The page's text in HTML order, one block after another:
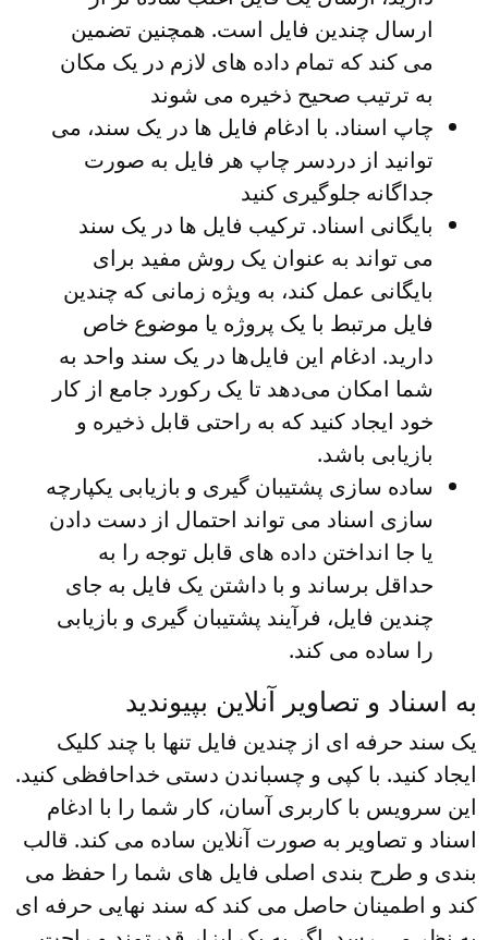
ارسال چندین فایل است. همچنین تضمین
می کند که تمام داده های لازم در یک مکان
به ترتیب صحیح ذخیره می شوند
چاپ اسناد. با ادغام فایل ها در یک سند، می
توانید از دردسر چاپ هر فایل به صورت
جداگانه جلوگیری کنید
بایگانی اسناد. ترکیب فایل ها در یک سند
می تواند به عنوان یک روش مفید برای
بایگانی عمل کند، به ویژه زمانی که چندین
فایل مرتبط با یک پروژه یا موضوع خاص
دارید. ادغام این فایل‌ها در یک سند واحد به
شما امکان می‌دهد تا یک رکورد جامع از کار
خود ایجاد کنید که به راحتی قابل ذخیره و
بازیابی باشد.
ساده سازی پشتیبان گیری و بازیابییکپارچه
سازی اسناد می تواند احتمال از دست دادن
یا جا انداختن داده های قابل توجه را به
حداقل برساند و با داشتن یک فایل به جای
چندین فایل، فرآیند پشتیبان گیری و بازیابی
را ساده می کند.
به اسناد و تصاویر آنلاین بپیوندید
یک سند حرفه ای از چندین فایل تنها با چند کلیک
ایجاد کنید. با کپی و چسباندن دستی خداحافظی کنید.
این سرویس با کاربری آسان، کار شما را با ادغام
اسناد و تصاویر به صورت آنلاین ساده می کند. قالب
بندی و طرح بندی اصلی فایل های شما را حفظ می
کند و اطمینان حاصل می کند که سند نهایی حرفه ای